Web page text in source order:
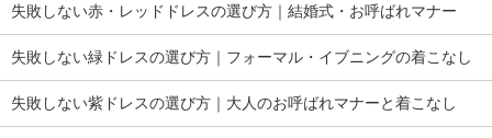
失敗しない赤・レッドドレスの選び方｜結婚式・お呼ばれマナー
失敗しない緑ドレスの選び方｜フォーマル・イブニングの着こなし
失敗しない紫ドレスの選び方｜大人のお呼ばれマナーと着こなし